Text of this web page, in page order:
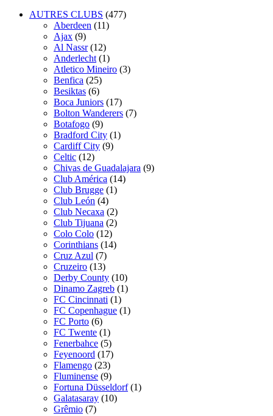
AUTRES CLUBS (477)
Aberdeen (11)
Ajax (9)
Al Nassr (12)
Anderlecht (1)
Atletico Mineiro (3)
Benfica (25)
Besiktas (6)
Boca Juniors (17)
Bolton Wanderers (7)
Botafogo (9)
Bradford City (1)
Cardiff City (9)
Celtic (12)
Chivas de Guadalajara (9)
Club América (14)
Club Brugge (1)
Club León (4)
Club Necaxa (2)
Club Tijuana (2)
Colo Colo (12)
Corinthians (14)
Cruz Azul (7)
Cruzeiro (13)
Derby County (10)
Dinamo Zagreb (1)
FC Cincinnati (1)
FC Copenhague (1)
FC Porto (6)
FC Twente (1)
Fenerbahce (5)
Feyenoord (17)
Flamengo (23)
Fluminense (9)
Fortuna Düsseldorf (1)
Galatasaray (10)
Grêmio (7)